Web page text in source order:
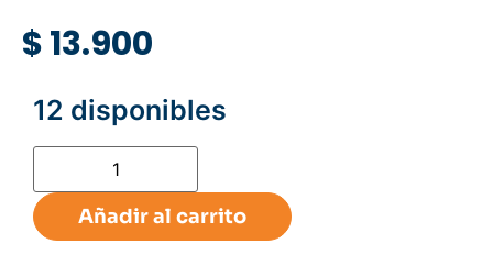
$13.900
12 disponibles
Añadir al carrito